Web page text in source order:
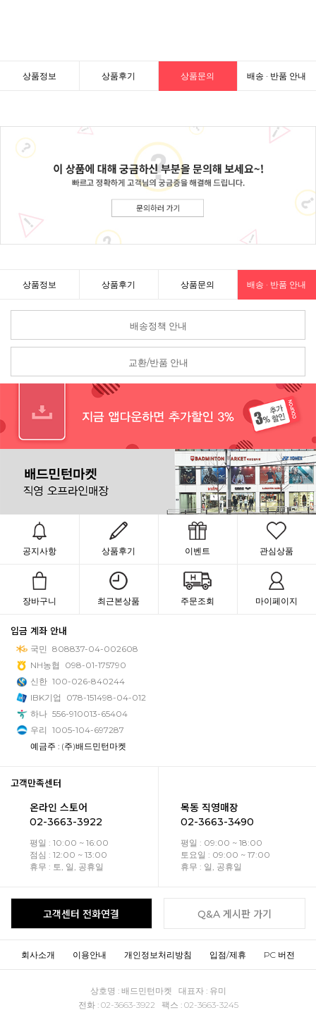
상품정보 상품후기 상품문의 배송 · 반품 안내
상품정보 상품후기 상품문의 배송 · 반품 안내
배송정책 안내
교환/반품 안내
공지사항 상품후기 이벤트 관심상품
장바구니 최근본상품 주문조회 마이페이지
입금 계좌 안내
국민 808837-04-002608
NH농협
098-01-175790
신한 100-026-840244
IBK기업
078-151498-04-012
하나 556-910013-65404
우리 1005-104-697287
예금주 : (주)배드민턴마켓
고객만족센터
온라인 스토어
02-3663-3922
평일 : 10:00 ~ 16:00
점심 : 12:00 ~ 13:00
휴무 : 토, 일, 공휴일
목동 직영매장
02-3663-3490
평일 : 09:00 ~ 18:00
토요일 : 09:00 ~ 17:00
휴무 : 일, 공휴일
고객센터 전화연결 Q&A 게시판 가기
회사소개 이용안내 개인정보처리방침 입점/제휴 PC 버전
상호명 : 배드민턴마켓 대표자 : 유미
전화 : 02-3663-3922 팩스 : 02-3663-3245